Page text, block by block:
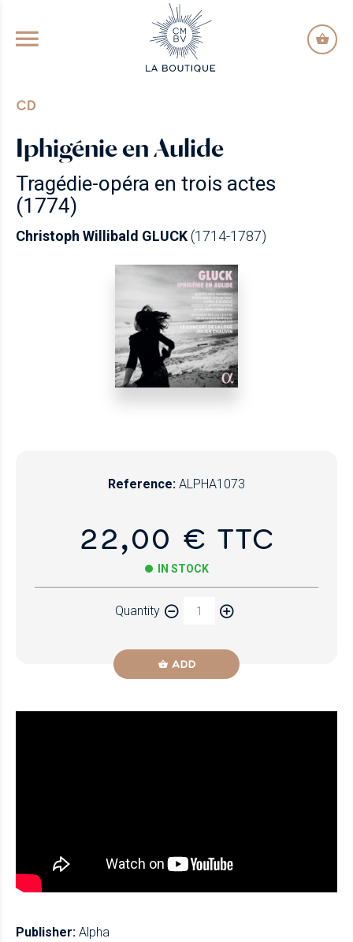
GO TO PRINCIPAL CONTENT
CD
Iphigénie en Aulide
Tragédie-opéra en trois actes
(1774)
Christoph Willibald GLUCK(1714-1787)
Reference: ALPHA1073
22,00 € TTC
IN STOCK
Quantity
ADD
Publisher: Alpha